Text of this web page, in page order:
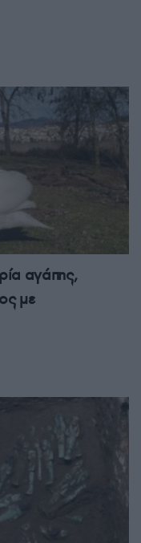
αγάπης,
με